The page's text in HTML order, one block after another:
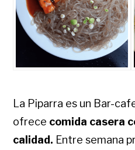
La Piparra es un Bar-
ofrece comida casera
calidad. Entre semana